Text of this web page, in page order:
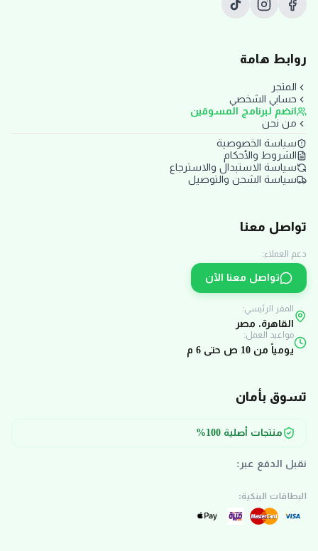
روابط هامة
المتجر
حسابي الشخصي
انضم لبرنامج المسوقين
من نحن
سياسة الخصوصية
الشروط والأحكام
سياسة الاستبدال والاسترجاع
سياسة الشحن والتوصيل
تواصل معنا
دعم العملاء:
تواصل معنا الآن
المقر الرئيسي:
القاهرة، مصر
مواعيد العمل:
يومياً من 10 ص حتى 6 م
تسوق بأمان
منتجات أصلية 100%
نقبل الدفع عبر:
البطاقات البنكية: